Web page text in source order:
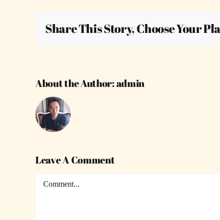
Share This Story, Choose Your
About the Author:admin
Leave A Comment
Comment